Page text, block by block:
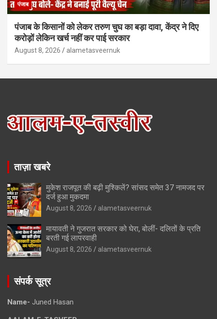
पंजाब
पंजाब के किसानों को लेकर तरुण चुघ का बड़ा दावा, केंद्र ने दिए
करोड़ों लेकिन खर्च नहीं कर पाई सरकार
August 8, 2026 alametasveernuk
ताज़ा खबरे
मुकेश राजपूत की बढ़ी मुश्किलें? सांसद समेत 37 नामजद पर
दर्ज हुआ मुकदमा
August 8, 2026 alametasveernuk
मायावती ने गुजरात सरकार को घेरा, बोलीं- दलितों के प्रति
बरती गई लापरवाही
August 8, 2026 alametasveernuk
संपर्क सूत्र
Name- Juned Hasan